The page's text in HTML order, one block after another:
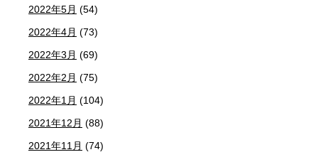
2022年5月 (54)
2022年4月 (73)
2022年3月 (69)
2022年2月 (75)
2022年1月 (104)
2021年12月 (88)
2021年11月 (74)